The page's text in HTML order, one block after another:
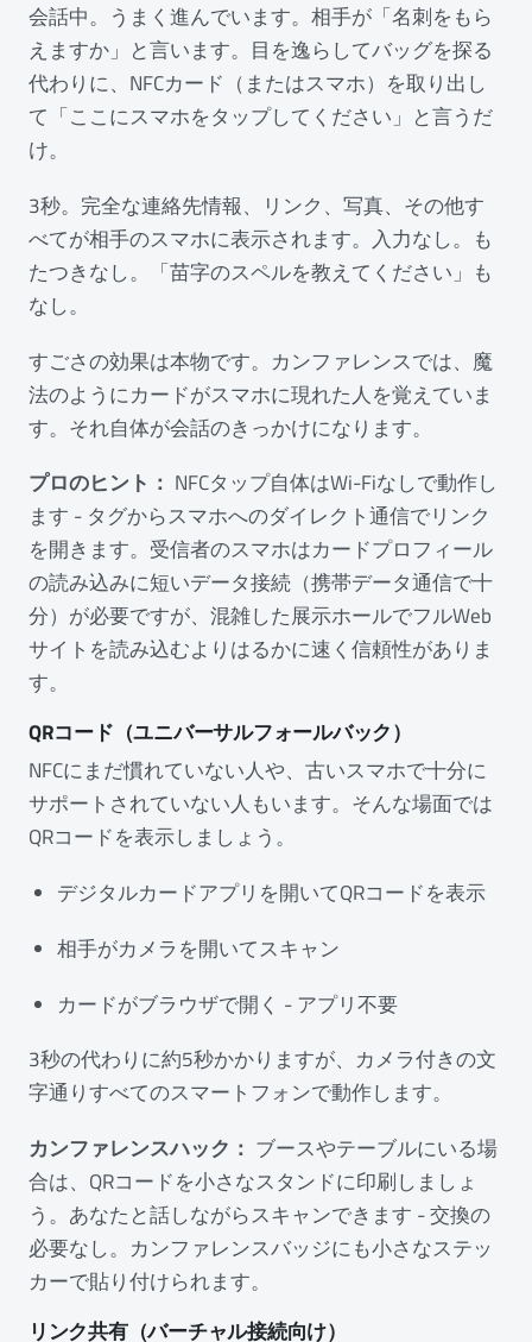
会話中。うまく進んでいます。相手が「名刺をもら
えますか」と言います。目を逸らしてバッグを探る
代わりに、NFCカード（またはスマホ）を取り出し
て「ここにスマホをタップしてください」と言うだ
け。
3秒。完全な連絡先情報、リンク、写真、その他す
べてが相手のスマホに表示されます。入力なし。も
たつきなし。「苗字のスペルを教えてください」も
なし。
すごさの効果は本物です。カンファレンスでは、魔
法のようにカードがスマホに現れた人を覚えていま
す。それ自体が会話のきっかけになります。
プロのヒント： NFCタップ自体はWi-Fiなしで動作し
ます - タグからスマホへのダイレクト通信でリンク
を開きます。受信者のスマホはカードプロフィール
の読み込みに短いデータ接続（携帯データ通信で十
分）が必要ですが、混雑した展示ホールでフルWeb
サイトを読み込むよりはるかに速く信頼性がありま
す。
QRコード（ユニバーサルフォールバック）
NFCにまだ慣れていない人や、古いスマホで十分に
サポートされていない人もいます。そんな場面では
QRコードを表示しましょう。
デジタルカードアプリを開いてQRコードを表示
相手がカメラを開いてスキャン
カードがブラウザで開く - アプリ不要
3秒の代わりに約5秒かかりますが、カメラ付きの文
字通りすべてのスマートフォンで動作します。
カンファレンスハック： ブースやテーブルにいる場
合は、QRコードを小さなスタンドに印刷しましょ
う。あなたと話しながらスキャンできます - 交換の
必要なし。カンファレンスバッジにも小さなステッ
カーで貼り付けられます。
リンク共有（バーチャル接続向け）